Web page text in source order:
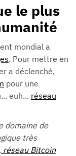
le plus
mondial a
. Pour mettre en
a déclenché,
pour une
euh... réseau
domaine de
très
réseau Bitcoin